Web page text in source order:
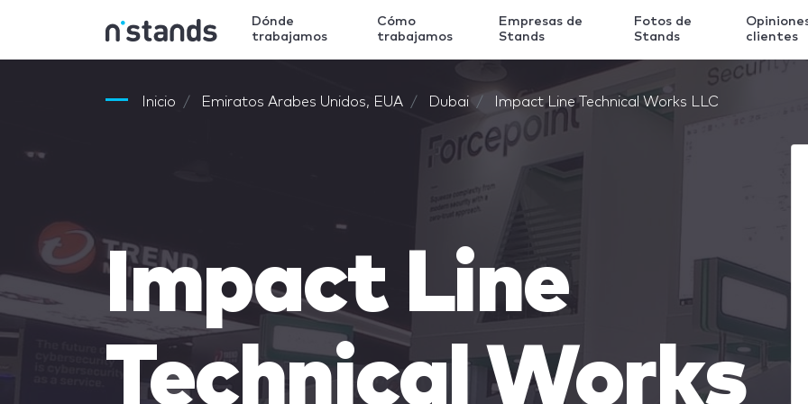
Dónde
trabajamos
Cómo
trabajamos
Empresas de
Stands
Fotos de
Stands
clientes
Inicio Emiratos Arabes Unidos, EUA Dubai Impact Line Technical Works LLC
Impact Line
Technical Works